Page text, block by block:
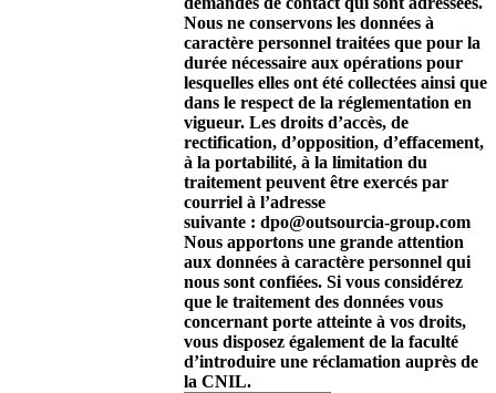
Nous ne conservons les données à
caractère personnel traitées que pour la
durée nécessaire aux opérations pour
lesquelles elles ont été collectées ainsi que
dans le respect de la réglementation en
vigueur. Les droits d’accès, de
rectification, d’opposition, d’effacement,
à la portabilité, à la limitation du
traitement peuvent être exercés par
courriel à l’adresse
suivante : dpo@outsourcia-group.com
Nous apportons une grande attention
aux données à caractère personnel qui
nous sont confiées. Si vous considérez
que le traitement des données vous
concernant porte atteinte à vos droits,
vous disposez également de la faculté
d’introduire une réclamation auprès de
la CNIL.